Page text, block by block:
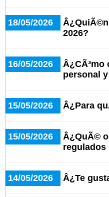
18/05/2026
2026?
16/05/2026
personal
15/05/2026 Â¿Para
15/05/2026
Â¿QuÃ©
regulados
14/05/2026 Â¿Te